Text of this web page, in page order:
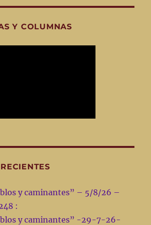
Y COLUMNAS
y caminantes” – 5/8/26 –
:
y caminantes” -29-7-26-